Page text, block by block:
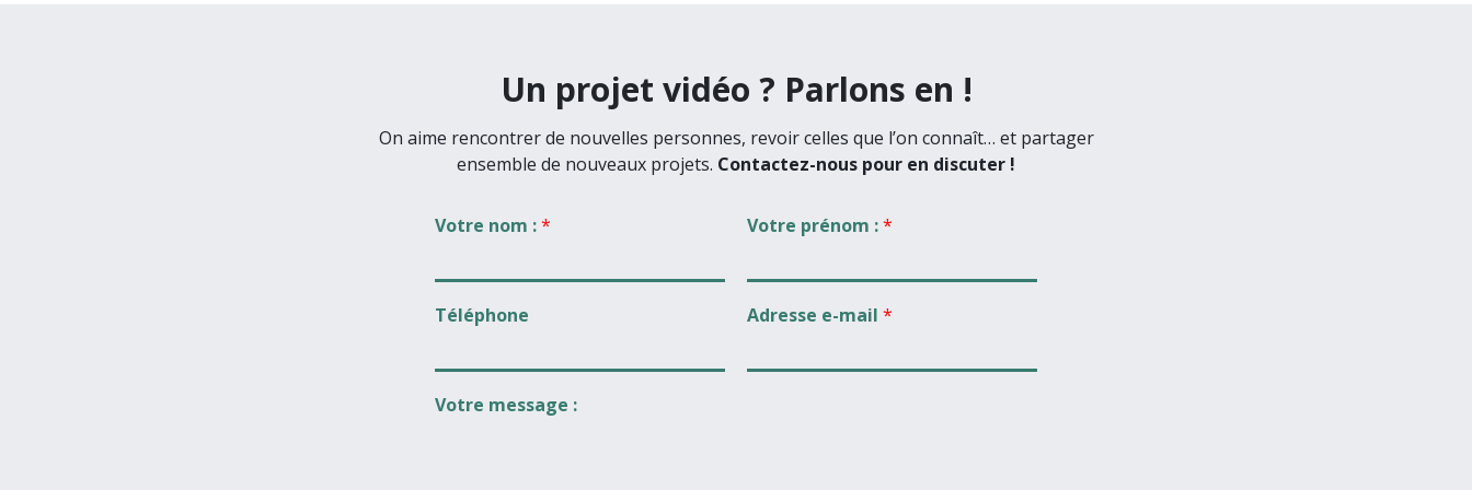
Un projet vidéo ? Parlons en !
On aime rencontrer de nouvelles personnes, revoir celles que l’on connaît… et partager
ensemble de nouveaux projets. Contactez-nous pour en discuter !
Votre nom :* Votre prénom :*
Téléphone Adresse e-mail *
Votre message :